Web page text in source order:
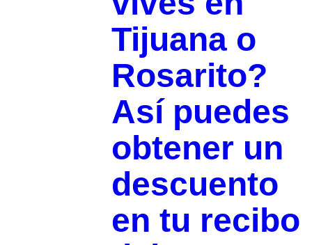
Tijuana o
Rosarito?
Así puedes
obtener un
descuento
en tu recibo